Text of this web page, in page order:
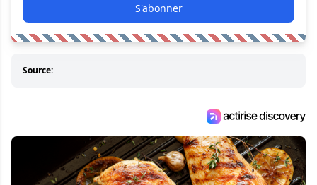
S'abonner
Source: